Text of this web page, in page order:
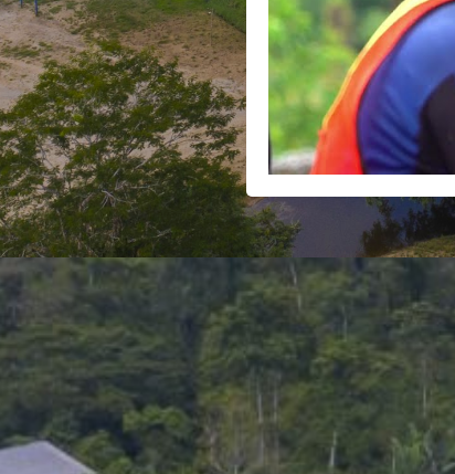
NUESTRA HISTORIA
10 de Agosto, es la parroquia más joven del
Lago Agrio, que gracias a la gestión de la Junta
Pro-mejoras del recinto 10 de Agosto, desde el
1985 solicitaron Concejo Municipal la creación de
parroquia por varios motivos de desarrollo